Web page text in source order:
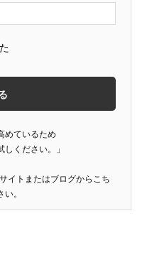
めているため
しください。」
イトまたはブログからこち
。